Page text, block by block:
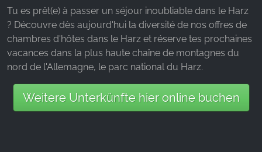
Tu es prêt(e) à passer un séjour inoubliable dans le Harz
? Découvre dès aujourd'hui la diversité de nos offres de
chambres d'hôtes dans le Harz et réserve tes prochaines
vacances dans la plus haute chaîne de montagnes du
nord de l'Allemagne, le parc national du Harz.
Weitere Unterkünfte hier online buchen